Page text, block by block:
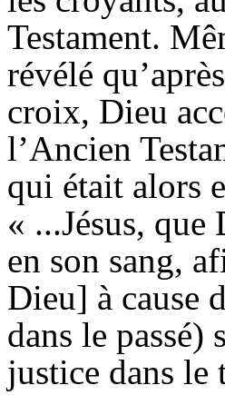
Testament.
révélé
croix, Dieu
l’Ancien
qui était alors
« ...Jésus,
en son sang,
Dieu] à cause
dans le
justice dans le